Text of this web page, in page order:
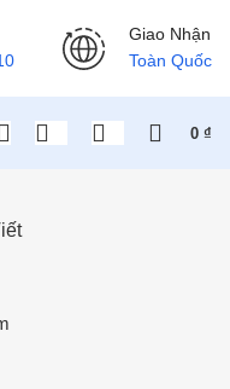
Giao Nhận
Toàn Quốc
0 ₫